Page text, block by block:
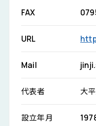
FAX
URL
Mail
代表者 大
設立年月